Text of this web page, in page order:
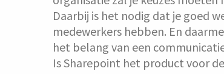
Daarbij is het nodig dat je goed
medewerkers hebben. En
het belang van een
Is Sharepoint het product voor